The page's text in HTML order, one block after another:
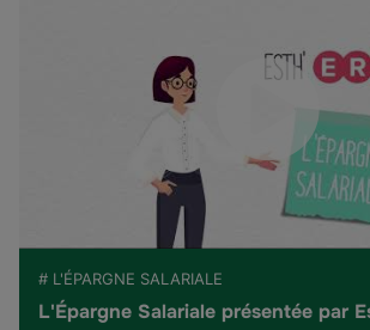
# L'ÉPARGNE SALARIALE
L'Épargne Salariale présentée par